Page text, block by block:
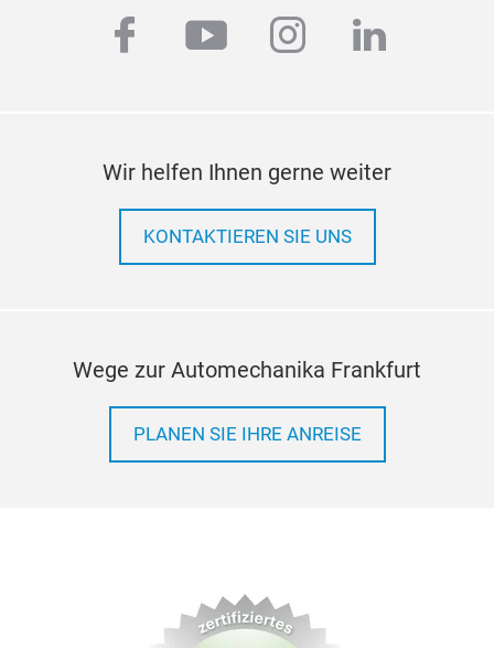
facebook
youtubeinstagram
linkedin
Wir helfen Ihnen gerne weiter
KONTAKTIEREN SIE UNS
Wege zur Automechanika Frankfurt
PLANEN SIE IHRE ANREISE